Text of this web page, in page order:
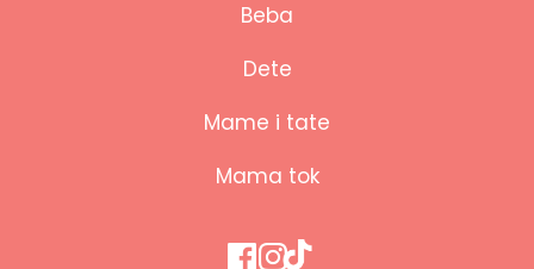
Beba
Dete
Mame i tate
Mama tok